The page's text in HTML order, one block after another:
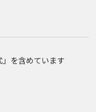
を含めています